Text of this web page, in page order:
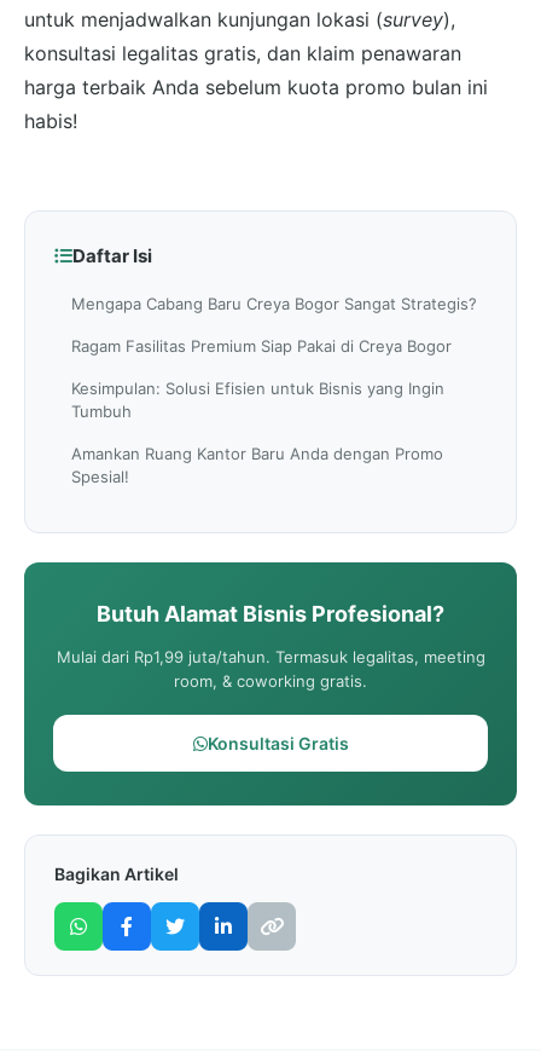
untuk menjadwalkan kunjungan lokasi (survey),
konsultasi legalitas gratis, dan klaim penawaran
harga terbaik Anda sebelum kuota promo bulan ini
habis!
Daftar Isi
Mengapa Cabang Baru Creya Bogor Sangat Strategis?
Ragam Fasilitas Premium Siap Pakai di Creya Bogor
Kesimpulan: Solusi Efisien untuk Bisnis yang Ingin
Tumbuh
Amankan Ruang Kantor Baru Anda dengan Promo
Spesial!
Butuh Alamat Bisnis Profesional?
Mulai dari Rp1,99 juta/tahun. Termasuk legalitas, meeting
room, & coworking gratis.
Konsultasi Gratis
Bagikan Artikel